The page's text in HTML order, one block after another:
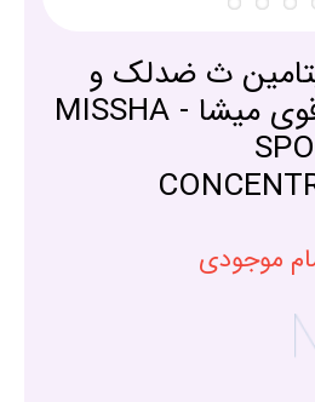
ث ضدلک و
روشن کننده فوق قوی میشا - MISSHA
موجودی